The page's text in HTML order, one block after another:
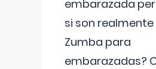
embarazada
si son
Zumba para
embarazadas?